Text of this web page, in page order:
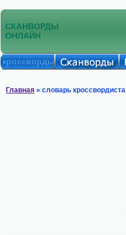
СКАНВОРДЫ
ОНЛАЙН
кроссворды
Главная » словарь кроссвордиста